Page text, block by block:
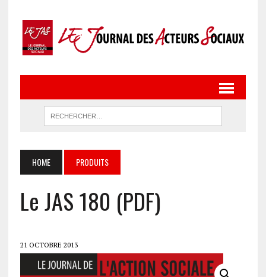
HOME PRODUITS
Le JAS 180 (PDF)
21 OCTOBRE 2013